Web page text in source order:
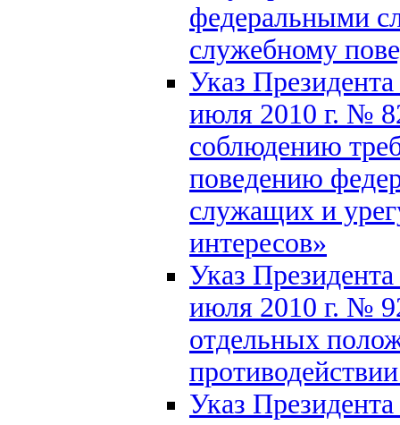
федеральными
служебному
Указ
июля 2010 г. №
соблюдению
поведению
служащих и
интересов»
Указ
июля 2010 г. №
отдельных
Указ